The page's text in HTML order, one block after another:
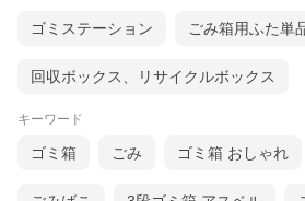
ゴミステーション ごみ箱用ふた単
回収ボックス、リサイクルボックス
キーワード
ゴミ箱 ごみ ゴミ箱 おしゃれ